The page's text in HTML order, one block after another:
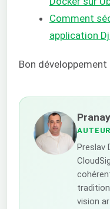
Comment
application
Bon développement
AUTEUR
Preslav
vision